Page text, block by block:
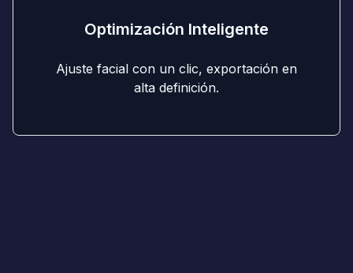
Optimización Inteligente
Ajuste facial con un clic, exportación en
alta definición.